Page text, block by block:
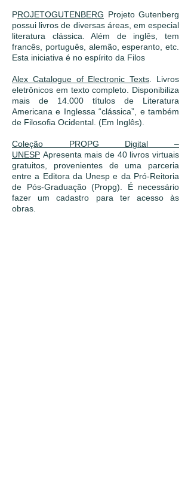
PROJETOGUTENBERG Projeto Gutenberg
possui livros de diversas áreas, em especial
literatura clássica. Além de inglês, tem
francês, português, alemão, esperanto, etc.
Esta iniciativa é no espírito da Filos
Alex Catalogue of Electronic Texts . Livros
eletrônicos em texto completo. Disponibiliza
mais de 14.000 títulos de Literatura
Americana e Inglessa “clássica”, e também
de Filosofia Ocidental. (Em Inglês).
Coleção PROPG Digital –
UNESP Apresenta mais de 40 livros virtuais
gratuitos, provenientes de uma parceria
entre a Editora da Unesp e da Pró-Reitoria
de Pós-Graduação (Propg). É necessário
fazer um cadastro para ter acesso às
obras.